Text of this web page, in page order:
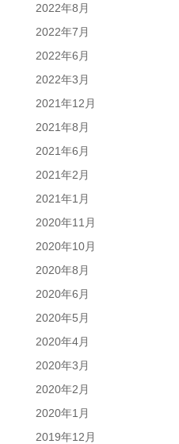
2022年8月
2022年7月
2022年6月
2022年3月
2021年12月
2021年8月
2021年6月
2021年2月
2021年1月
2020年11月
2020年10月
2020年8月
2020年6月
2020年5月
2020年4月
2020年3月
2020年2月
2020年1月
2019年12月